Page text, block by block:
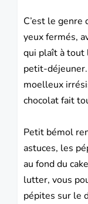
C’est le genre
yeux fermés,
qui plaît à tout
petit-
moelleux
chocolat fait
Petit bémol
astuces, les
au fond du cake
lutter, vous
pépites sur le